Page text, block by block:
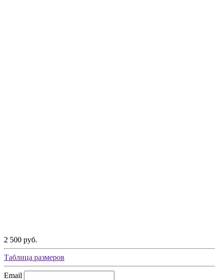
2 500 руб.
Таблица размеров
Email